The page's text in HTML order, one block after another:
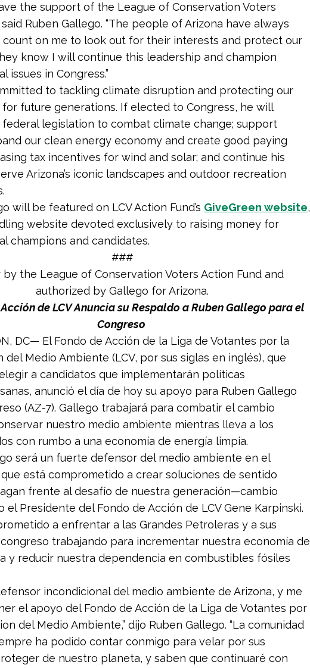
the support of the League of Conservation Voters
said Ruben Gallego. “The people of Arizona have always
count on me to look out for their interests and protect our
know I will continue this leadership and champion
issues in Congress.”
to tackling climate disruption and protecting our
future generations. If elected to Congress, he will
legislation to combat climate change; support
our clean energy economy and create good paying
tax incentives for wind and solar; and continue his
Arizona’s iconic landscapes and outdoor recreation
will be featured on LCV Action Fund’s GiveGreen website,
website devoted exclusively to raising money for
champions and candidates.
###
by the League of Conservation Voters Action Fund and
authorized by Gallego for Arizona.
de LCV Anuncia su Respaldo a Ruben Gallego para el
Congreso
DC— El Fondo de Acción de la Liga de Votantes por la
del Medio Ambiente (LCV, por sus siglas en inglés), que
a candidatos que implementarán políticas
anunció el día de hoy su apoyo para Ruben Gallego
(AZ-7). Gallego trabajará para combatir el cambio
nuestro medio ambiente mientras lleva a los
con rumbo a una economía de energía limpia.
será un fuerte defensor del medio ambiente en el
está comprometido a crear soluciones de sentido
frente al desafío de nuestra generación—cambio
el Presidente del Fondo de Acción de LCV Gene Karpinski.
a enfrentar a las Grandes Petroleras y a sus
trabajando para incrementar nuestra economía de
y reducir nuestra dependencia en combustibles fósiles
incondicional del medio ambiente de Arizona, y me
el apoyo del Fondo de Acción de la Liga de Votantes por
del Medio Ambiente,” dijo Ruben Gallego. “La comunidad
ha podido contar conmigo para velar por sus
de nuestro planeta, y saben que continuaré con